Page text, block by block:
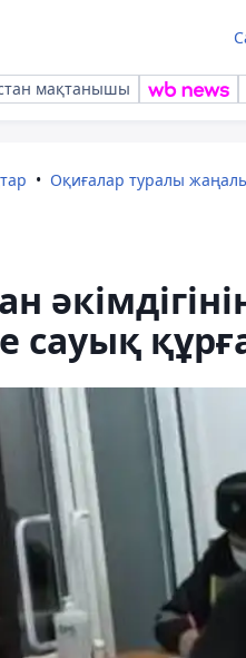
мақтанышы
Оқиғалар туралы
сауық